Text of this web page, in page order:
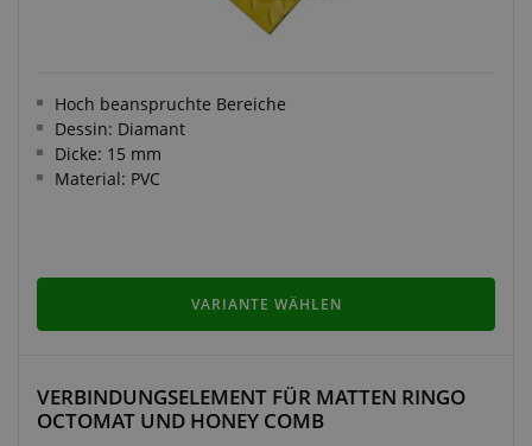
Hoch beanspruchte Bereiche
Dessin: Diamant
Dicke: 15 mm
Material: PVC
VARIANTE WÄHLEN
VERBINDUNGSELEMENT FÜR MATTEN RINGO
OCTOMAT UND HONEY COMB